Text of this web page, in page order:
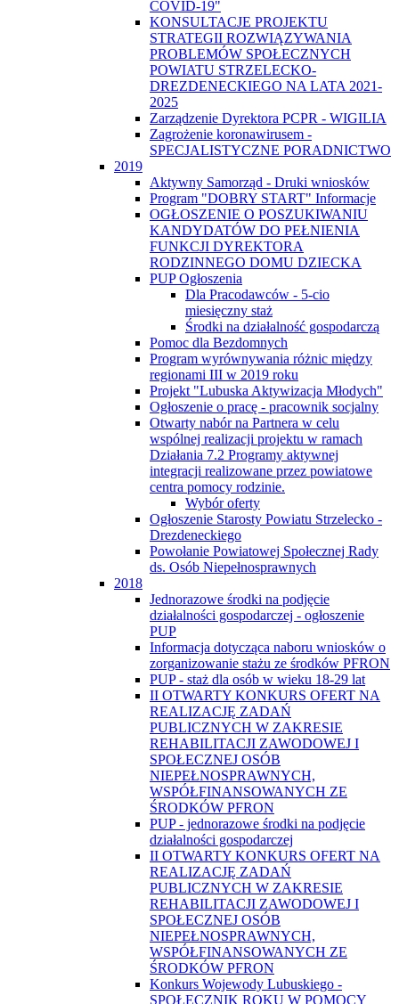
COVID-19"
KONSULTACJE PROJEKTU
STRATEGII ROZWIĄZYWANIA
PROBLEMÓW SPOŁECZNYCH
POWIATU STRZELECKO-
DREZDENECKIEGO NA LATA 2021-
2025
Zarządzenie Dyrektora PCPR - WIGILIA
Zagrożenie koronawirusem -
SPECJALISTYCZNE PORADNICTWO
2019
Aktywny Samorząd - Druki wniosków
Program "DOBRY START" Informacje
OGŁOSZENIE O POSZUKIWANIU
KANDYDATÓW DO PEŁNIENIA
FUNKCJI DYREKTORA
RODZINNEGO DOMU DZIECKA
PUP Ogłoszenia
Dla Pracodawców - 5-cio
miesięczny staż
Środki na działalność gospodarczą
Pomoc dla Bezdomnych
Program wyrównywania różnic między
regionami III w 2019 roku
Projekt "Lubuska Aktywizacja Młodych"
Ogłoszenie o pracę - pracownik socjalny
Otwarty nabór na Partnera w celu
wspólnej realizacji projektu w ramach
Działania 7.2 Programy aktywnej
integracji realizowane przez powiatowe
centra pomocy rodzinie.
Wybór oferty
Ogłoszenie Starosty Powiatu Strzelecko -
Drezdeneckiego
Powołanie Powiatowej Społecznej Rady
ds. Osób Niepełnosprawnych
2018
Jednorazowe środki na podjęcie
działalności gospodarczej - ogłoszenie
PUP
Informacja dotycząca naboru wniosków o
zorganizowanie stażu ze środków PFRON
PUP - staż dla osób w wieku 18-29 lat
II OTWARTY KONKURS OFERT NA
REALIZACJĘ ZADAŃ
PUBLICZNYCH W ZAKRESIE
REHABILITACJI ZAWODOWEJ I
SPOŁECZNEJ OSÓB
NIEPEŁNOSPRAWNYCH,
WSPÓŁFINANSOWANYCH ZE
ŚRODKÓW PFRON
PUP - jednorazowe środki na podjęcie
działalności gospodarczej
II OTWARTY KONKURS OFERT NA
REALIZACJĘ ZADAŃ
PUBLICZNYCH W ZAKRESIE
REHABILITACJI ZAWODOWEJ I
SPOŁECZNEJ OSÓB
NIEPEŁNOSPRAWNYCH,
WSPÓŁFINANSOWANYCH ZE
ŚRODKÓW PFRON
Konkurs Wojewody Lubuskiego -
SPOŁECZNIK ROKU W POMOCY